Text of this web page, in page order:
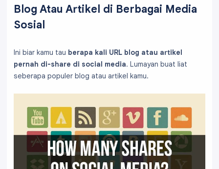
Blog Atau Artikel di Berbagai Media
Sosial
Ini biar kamu tau berapa kali URL blog atau artikel
pernah di-share di social media. Lumayan buat liat
seberapa populer blog atau artikel kamu.